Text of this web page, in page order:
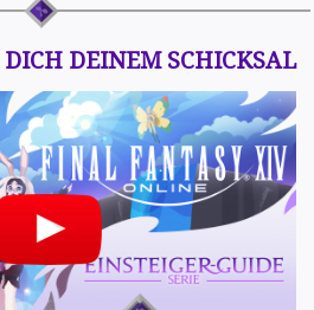
DICH DEINEM SCHICKSAL